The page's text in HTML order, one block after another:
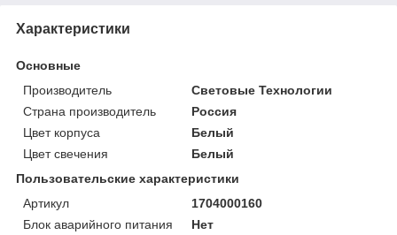
Характеристики
Основные
Производитель
Световые Технологии
Страна производитель
Россия
Цвет корпуса
Белый
Цвет свечения
Белый
Пользовательские характеристики
Артикул
1704000160
Блок аварийного питания
Нет